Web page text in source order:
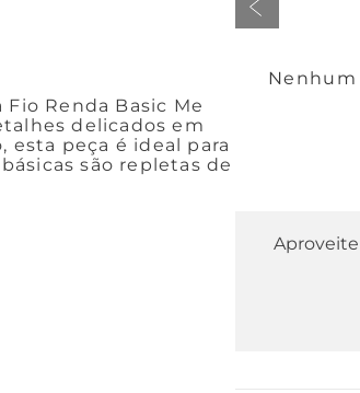
Renda Basic Me
delicados em
esta peça é ideal para
são repletas de